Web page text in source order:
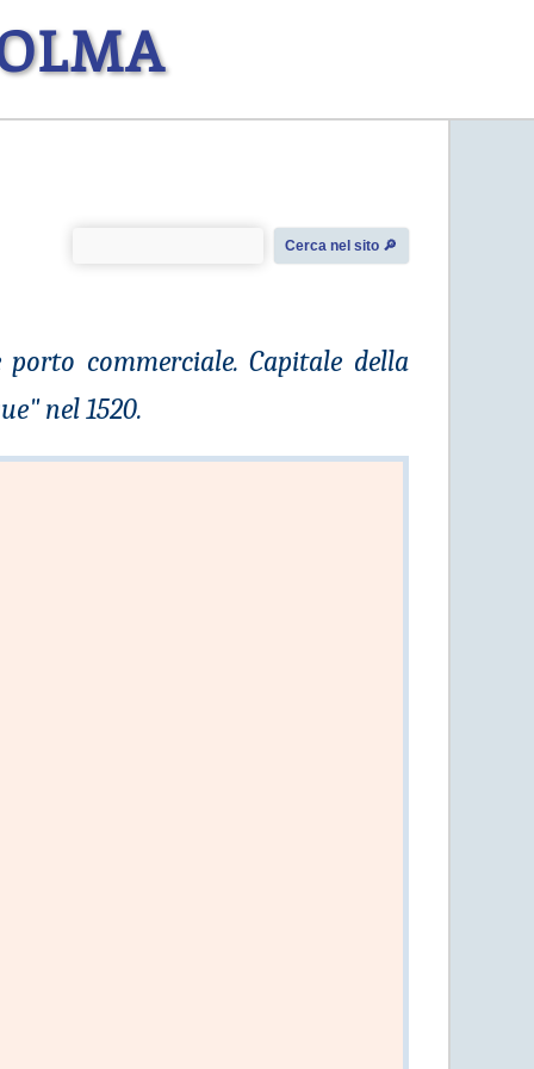
Cerca nel sito 🔎︎
commerciale. Capitale della
nel 1520.